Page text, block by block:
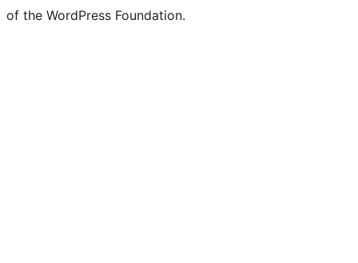
of the WordPress Foundation.